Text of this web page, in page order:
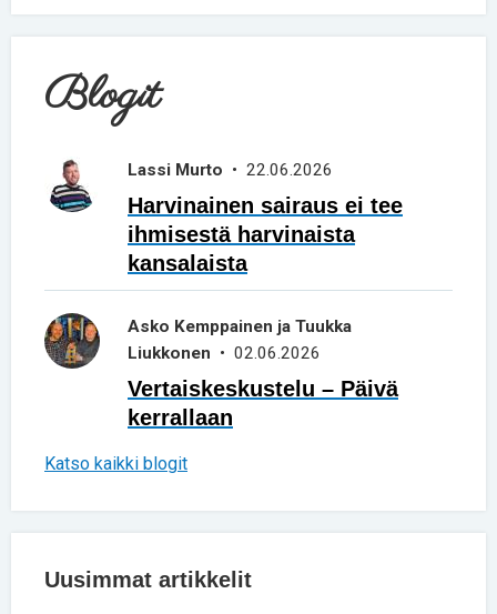
Blogit
Lassi Murto • 22.06.2026
Harvinainen sairaus ei tee
ihmisestä harvinaista
kansalaista
Asko Kemppainen ja Tuukka
Liukkonen • 02.06.2026
Vertaiskeskustelu – Päivä
kerrallaan
Katso kaikki blogit
Uusimmat artikkelit